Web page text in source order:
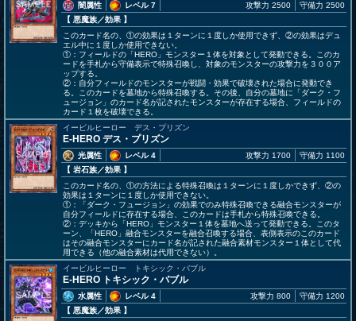
闇属性
レベル 7
【 悪魔族／効果 】
攻撃力 2500 守備力 2500
このカード名の、①の効果は１ターンに１度しか使用できず、②の効果はデュ
エル中に１度しか使用できない。
①：フィールドの「HERO」モンスター１体を対象として発動できる。このカ
ードを手札から守備表示で特殊召喚し、対象のモンスターの攻撃力を３００ア
ップする。
②：自分フィールドのモンスターが戦闘・効果で破壊された場合に発動でき
る。このカードを墓地から特殊召喚する。その後、自分の墓地に「ダーク・フ
ュージョン」のカード名が記されたモンスターが存在する場合、フィールドの
カード１枚を破壊できる。
イービルヒーロー デス・プリズン
E-HERO デス・プリズン
光属性
レベル 4
【 岩石族／効果 】
攻撃力 1700 守備力 1100
このカード名の、①の方法による特殊召喚は１ターンに１度しかできず、②の
効果は１ターンに１度しか使用できない。
①：「ダーク・フュージョン」の効果でのみ特殊召喚できる融合モンスターが
自分フィールドに存在する場合、このカードは手札から特殊召喚できる。
②：デッキから「HERO」モンスター１体を墓地へ送って発動できる。このタ
ーン、「HERO」融合モンスターを融合召喚する場合、表側表示のこのカード
はその融合モンスターにカード名が記された融合素材モンスター１体として代
用できる（他の融合素材は代用できない）。
イービルヒーロー トキシック・バブル
E-HERO トキシック・バブル
水属性
レベル 4
【 悪魔族／効果 】
攻撃力 800 守備力 1200